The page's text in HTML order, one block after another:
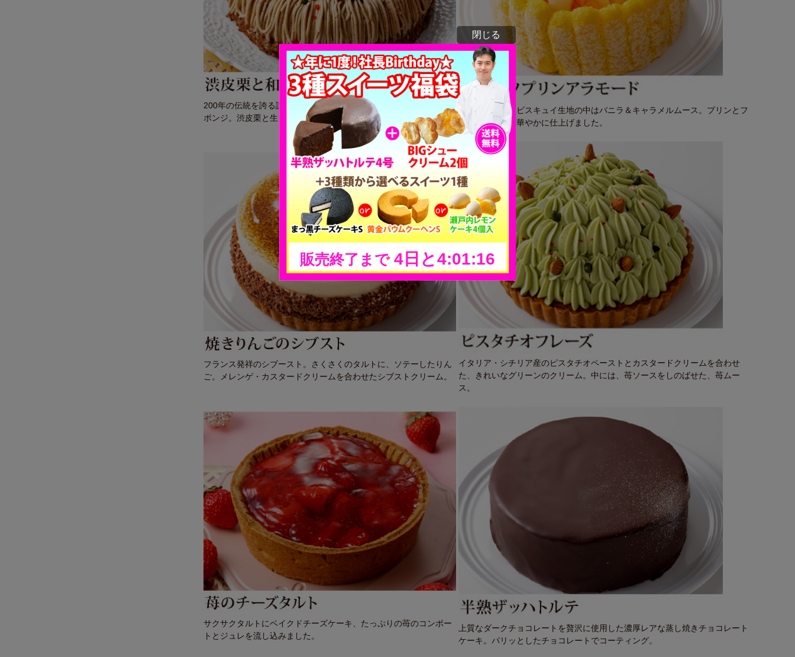
200年の伝統を誇る讃岐和三盆糖を使った上品な甘さのふんわりス
ポンジ。渋皮栗と生クリームをサンド。
ふんわりとしたビスキュイ生地の中はバニラ＆キャラメルムース。プリンとフ
ルーツを飾って華やかに仕上げました。
フランス発祥のシブースト。さくさくのタルトに、ソテーしたりん
ご。メレンゲ・カスタードクリームを合わせたシブストクリーム。
イタリア・シチリア産のピスタチオペーストとカスタードクリームを合わせ
た、きれいなグリーンのクリーム。中には、苺ソースをしのばせた、苺ムー
ス。
サクサクタルトにベイクドチーズケーキ、たっぷりの苺のコンポー
トとジュレを流し込みました。
上質なダークチョコレートを贅沢に使用した濃厚レアな蒸し焼きチョコレート
ケーキ。パリッとしたチョコレートでコーティング。
閉じる